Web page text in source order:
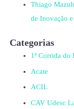
Thiago
de Inovação
Categorias
1ª Corrida do
Acate
ACIL
CAV Udesc